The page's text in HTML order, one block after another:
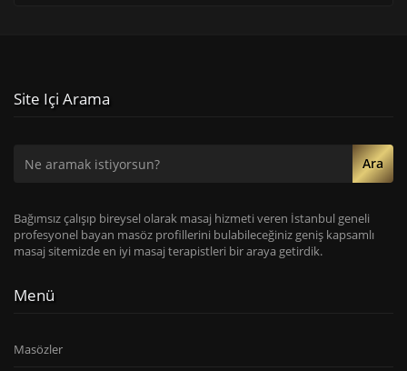
Site Içi Arama
Ara
Bağımsız çalışıp bireysel olarak masaj hizmeti veren İstanbul geneli
profesyonel bayan masöz profillerini bulabileceğiniz geniş kapsamlı
masaj sitemizde en iyi masaj terapistleri bir araya getirdik.
Menü
Masözler